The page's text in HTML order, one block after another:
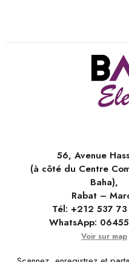
56, Avenue
(à côté du Centre
Baha),
Rabat –
Tél: +212 537
WhatsApp:
Voir sur map